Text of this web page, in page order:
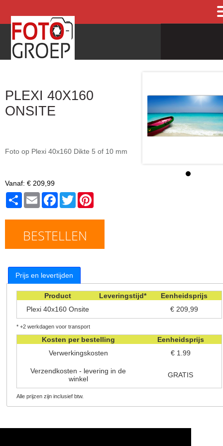
PLEXI 40X160
ONSITE
Foto op Plexi 40x160 Dikte 5 of 10 mm
Vanaf: € 209,99
Share Email Facebook
Twitter
BESTELLEN
Prijs en levertijden
Product Leveringstijd*
Eenheidsprijs
Plexi 40x160 Onsite
€ 209,99
* +2 werkdagen voor transport
Kosten per bestelling
Eenheidsprijs
Verwerkingskosten
€ 1.99
Verzendkosten - levering in de
winkel
GRATIS
Alle prijzen zijn inclusief btw.